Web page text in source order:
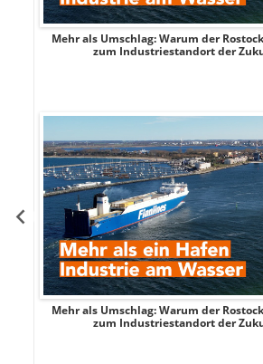
Mehr als Umschlag: Warum der
zum Industriestandort der
Mehr als Umschlag: Warum der
zum Industriestandort der